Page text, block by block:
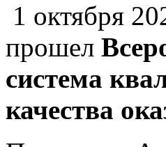
1 октября
прошел
система
качества